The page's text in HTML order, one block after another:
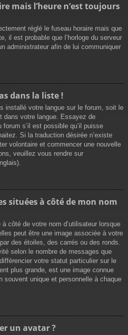
mais l’heure n’est toujours
réglé le fuseau horaire mais que
il est probable que l’horloge du serveur
administrateur afin de lui communiquer
dans la liste !
installé votre langue sur le forum, soit le
dans votre langue. Essayez de
s’il est possible qu’il puisse
Si la traduction désirée n’existe
volontaire et commencer une nouvelle
veuillez vous rendre sur
situées à côté de mon nom
côté de votre nom d’utilisateur lorsque
peut être une image associée à votre
des étoiles, des carrés ou des ronds.
selon le nombre de messages que
votre statut particulier sur le
plus grande, est une image connue
souvent unique et personnelle à chaque
un avatar ?